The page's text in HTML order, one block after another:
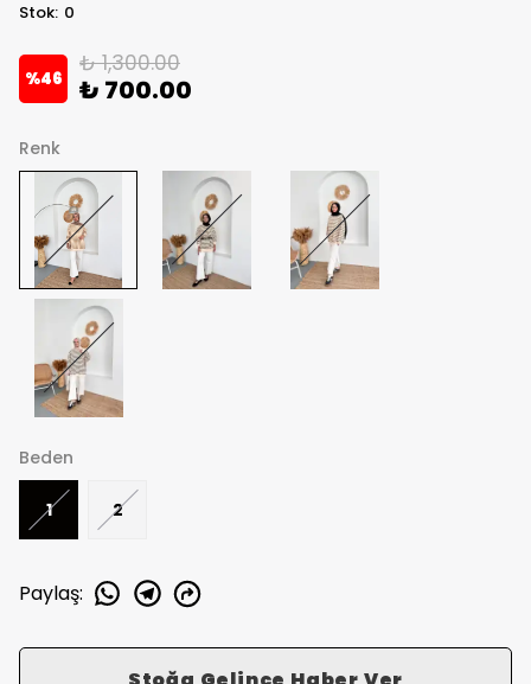
Stok: 0
%46
₺ 1,300.00
₺ 700.00
Renk
Beden
1 2
Paylaş: